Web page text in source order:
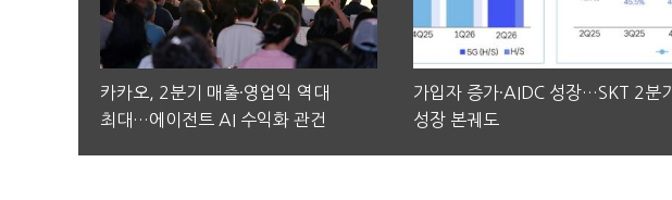
카카오, 2분기 매출·영업익 역대
최대…에이전트 AI 수익화 관건
가입자 증가·AIDC 성장…SKT 2분기
성장 본궤도